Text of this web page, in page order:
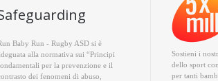
Baby Run - Rugby ASD si è
alla normativa sui “Principi
per la prevenzione e il
dei fenomeni di abuso,
Sostieni i
dello sport
per tanti